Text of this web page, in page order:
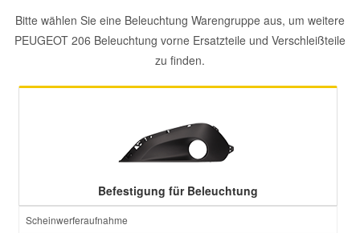
Bitte wählen Sie eine Beleuchtung Warengruppe aus, um weitere
PEUGEOT 206 Beleuchtung vorne Ersatzteile und Verschleißteile
zu finden.
Befestigung für Beleuchtung
Scheinwerferaufnahme
Mini Ersatzteile
Mitsubishi Ersatzteile
Nissan Ersatzteile
Porsche Ersatzteile
Seat Ersatzteile